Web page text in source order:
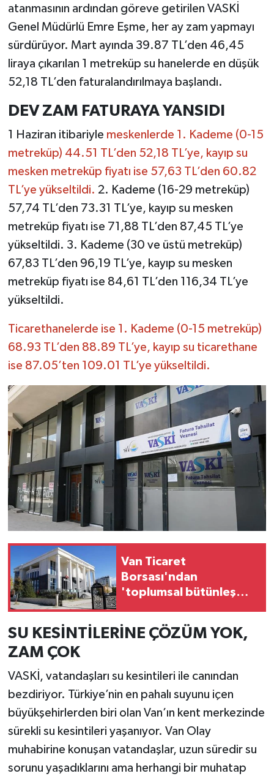
atanmasının ardından göreve getirilen VASKİ
Genel Müdürlü Emre Eşme, her ay zam yapmayı
sürdürüyor. Mart ayında 39.87 TL’den 46,45
liraya çıkarılan 1 metreküp su hanelerde en düşük
52,18 TL’den faturalandırılmaya başlandı.
DEV ZAM FATURAYA YANSIDI
1 Haziran itibariyle meskenlerde 1. Kademe (0-15
metreküp) 44.51 TL’den 52,18 TL’ye, kayıp su
mesken metreküp fiyatı ise 57,63 TL’den 60.82
TL’ye yükseltildi. 2. Kademe (16-29 metreküp)
57,74 TL’den 73.31 TL’ye, kayıp su mesken
metreküp fiyatı ise 71,88 TL’den 87,45 TL’ye
yükseltildi. 3. Kademe (30 ve üstü metreküp)
67,83 TL’den 96,19 TL’ye, kayıp su mesken
metreküp fiyatı ise 84,61 TL’den 116,34 TL’ye
yükseltildi.
Ticarethanelerde ise 1. Kademe (0-15 metreküp)
68.93 TL’den 88.89 TL’ye, kayıp su ticarethane
ise 87.05’ten 109.01 TL’ye yükseltildi.
Van Ticaret
Borsası'ndan
'toplumsal bütünleşme'
SU KESİNTİLERİNE ÇÖZÜM YOK,
ZAM ÇOK
VASKİ, vatandaşları su kesintileri ile canından
bezdiriyor. Türkiye’nin en pahalı suyunu içen
büyükşehirlerden biri olan Van’ın kent merkezinde
sürekli su kesintileri yaşanıyor. Van Olay
muhabirine konuşan vatandaşlar, uzun süredir su
sorunu yaşadıklarını ama herhangi bir muhatap